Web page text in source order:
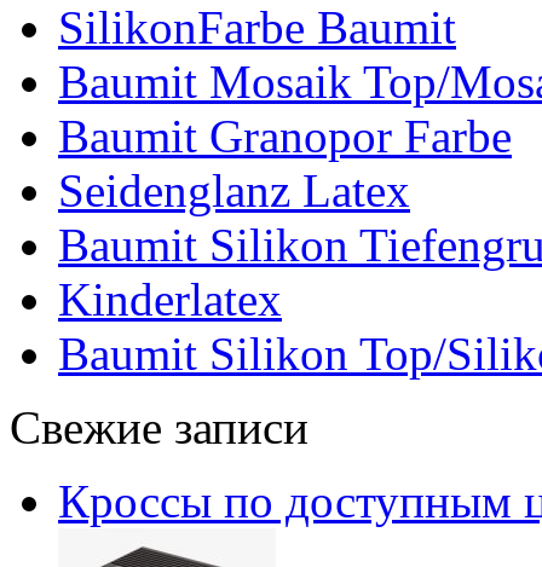
SilikonFarbe Baumit
Baumit Mosaik Top/
Baumit Granopor Farbe
Seidenglanz Latex
Baumit Silikon
Kinderlatex
Baumit Silikon Top/
Свежие записи
Кроссы по доступным